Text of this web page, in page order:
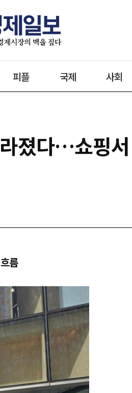
피플 국제 사회
졌다…쇼핑
름